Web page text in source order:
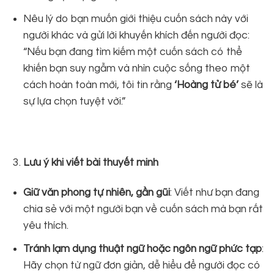
Nêu lý do bạn muốn giới thiệu cuốn sách này với
người khác và gửi lời khuyến khích đến người đọc:
“Nếu bạn đang tìm kiếm một cuốn sách có thể
khiến bạn suy ngẫm và nhìn cuộc sống theo một
cách hoàn toàn mới, tôi tin rằng ‘Hoàng tử bé’sẽ là
sự lựa chọn tuyệt vời.”
Lưu ý khi viết bài thuyết minh
Giữ văn phong tự nhiên, gần gũi: Viết như bạn đang
chia sẻ với một người bạn về cuốn sách mà bạn rất
yêu thích.
Tránh lạm dụng thuật ngữ hoặc ngôn ngữ phức tạp:
Hãy chọn từ ngữ đơn giản, dễ hiểu để người đọc có